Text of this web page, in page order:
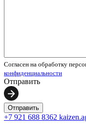
Согласен на обработку
конфиденциальности
Отправить
+7 921 688 8362